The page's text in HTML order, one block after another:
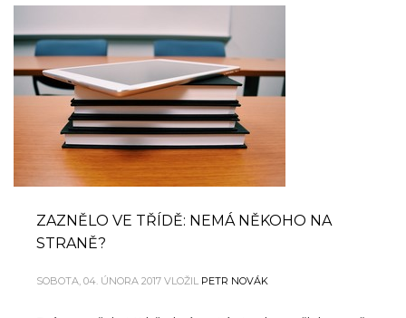
ZAZNĚLO VE TŘÍDĚ: NEMÁ NĚKOHO NA
STRANĚ?
SOBOTA, 04. ÚNORA 2017 VLOŽIL PETR NOVÁK